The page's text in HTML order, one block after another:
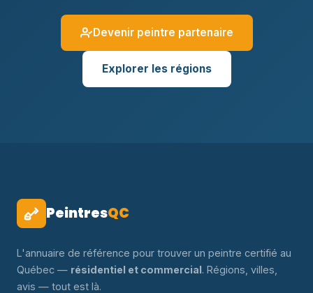
Devenir peintre partenaire
Explorer les régions
PeintresQC
L'annuaire de référence pour trouver un peintre certifié au
Québec — résidentiel et commercial. Régions, villes,
avis — tout est là.